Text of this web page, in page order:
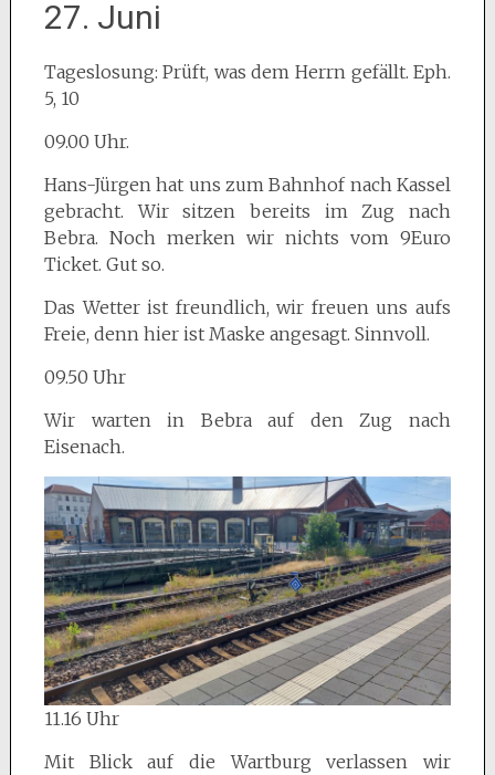
27. Juni
Tageslosung: Prüft, was dem Herrn gefällt. Eph.
5, 10
09.00 Uhr.
Hans-Jürgen hat uns zum Bahnhof nach Kassel
gebracht. Wir sitzen bereits im Zug nach
Bebra. Noch merken wir nichts vom 9Euro
Ticket. Gut so.
Das Wetter ist freundlich, wir freuen uns aufs
Freie, denn hier ist Maske angesagt. Sinnvoll.
09.50 Uhr
Wir warten in Bebra auf den Zug nach
Eisenach.
11.16 Uhr
Mit Blick auf die Wartburg verlassen wir